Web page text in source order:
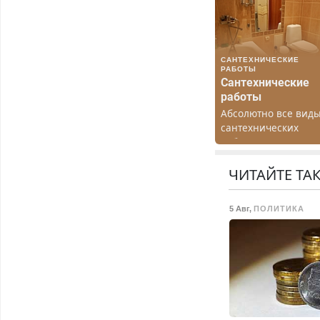
САНТЕХНИЧЕСКИЕ
РАБОТЫ
Сантехнические
работы
Абсолютно все виды
сантехнических
работ. Быстро.
Недорого.
ЧИТАЙТЕ
5 Авг, ПОЛИТИКА